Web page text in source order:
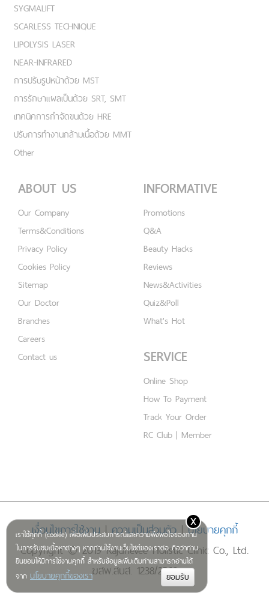
เราใช้คุกกี้ (cookie) เพื่อเพิ่มประสบการณ์และความพึงพอใจของท่าน
ในการรับชมเนื้อหาต่างๆ หากท่านใช้งานเว็บไซต์ของเราต่อ ถือว่าท่าน
ยินยอมให้มีการใช้งานคุกกี้ สำหรับข้อมูลเพิ่มเติมท่านสามารถอ่านได้
จาก นโยบายคุกกี้ของเรา
x
SYGMALIFT
SCARLESS TECHNIQUE
LIPOLYSIS LASER
NEAR-INFRARED
การปรับรูปหน้าด้วย MST
การรักษาแผลเป็นด้วย SRT, SMT
เทคนิคการกำจัดขนด้วย HRE
ปรับการทำงานกล้ามเนื้อด้วย MMT
Other
ABOUT US
Our Company
Terms&Conditions
Privacy Policy
Cookies Policy
Sitemap
Our Doctor
Branches
Careers
Contact us
INFORMATIVE
Promotions
Q&A
Beauty Hacks
Reviews
News&Activities
Quiz&Poll
What's Hot
SERVICE
Online Shop
How To Payment
Track Your Order
RC Club | Member
เงื่อนไขการใช้งาน|ความเป็นส่วนตัว|นโยบายคุกกี้
Copyright © 2019 Rajdhevee Holistic Clinic Co., Ltd.
ฆสพ.สบส. 1238/2562